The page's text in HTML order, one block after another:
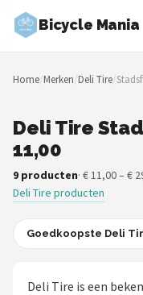
Bicycle Mania
Zoeken
NAVIGATIE
Merken
Blog
Fietsroutes
Home/Merken/Deli Tire/
Deli Tire
11,00
9 producten· € 11,00 – €
Deli Tire producten
Goedkoopste Deli
Deli Tire is een